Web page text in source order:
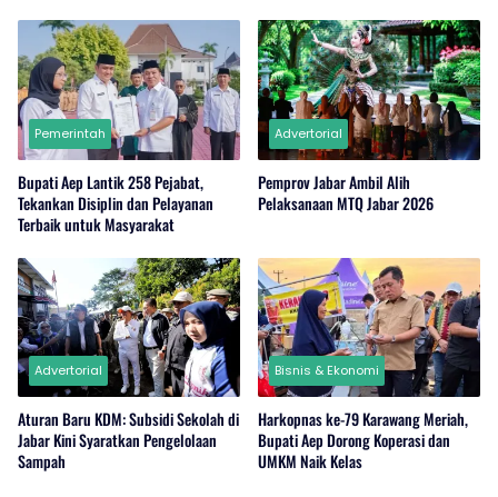
Pemerintah
Bupati Aep Lantik 258 Pejabat,
Tekankan Disiplin dan Pelayanan
Terbaik untuk Masyarakat
Advertorial
Pemprov Jabar Ambil Alih
Pelaksanaan MTQ Jabar 2026
Advertorial
Aturan Baru KDM: Subsidi Sekolah di
Jabar Kini Syaratkan Pengelolaan
Sampah
Bisnis & Ekonomi
Harkopnas ke-79 Karawang Meriah,
Bupati Aep Dorong Koperasi dan
UMKM Naik Kelas